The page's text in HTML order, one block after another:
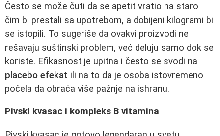
Često se može čuti da se apetit vratio na staro
čim bi prestali sa upotrebom, a dobijeni kilogrami bi
se istopili. To sugeriše da ovakvi proizvodi ne
rešavaju suštinski problem, već deluju samo dok se
koriste. Efikasnost je upitna i često se svodi na
placebo efekat ili na to da je osoba istovremeno
počela da obraća više pažnje na ishranu.
Pivski kvasac i kompleks B vitamina